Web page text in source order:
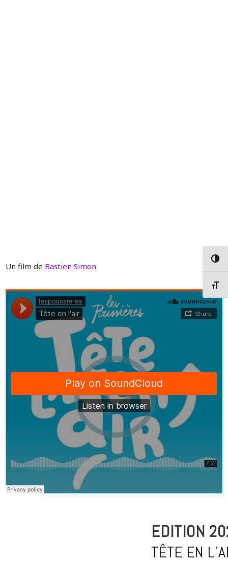
Un film de Bastien Simon
EDITION
TÊTE EN